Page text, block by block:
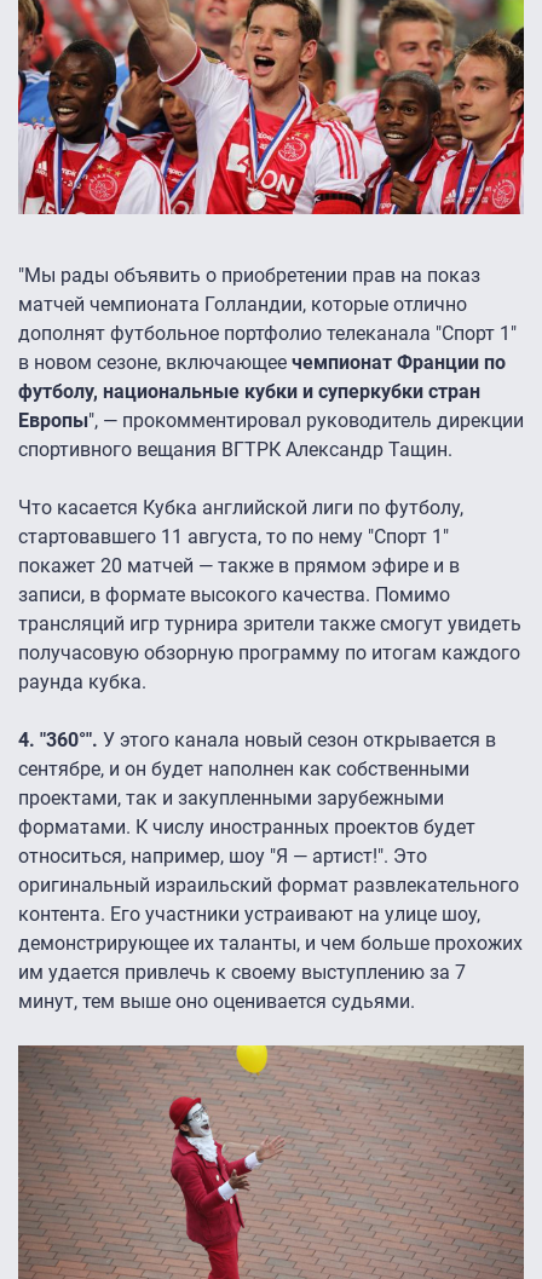
"Мы рады объявить о приобретении прав на показ
матчей чемпионата Голландии, которые отлично
дополнят футбольное портфолио телеканала "Спорт 1″
в новом сезоне, включающее чемпионат Франции по
футболу, национальные кубки и суперкубки стран
Европы", — прокомментировал руководитель дирекции
спортивного вещания ВГТРК Александр Тащин.
Что касается Кубка английской лиги по футболу,
стартовавшего 11 августа, то по нему "Спорт 1″
покажет 20 матчей — также в прямом эфире и в
записи, в формате высокого качества. Помимо
трансляций игр турнира зрители также смогут увидеть
получасовую обзорную программу по итогам каждого
раунда кубка.
4. "360°". У этого канала новый сезон открывается в
сентябре, и он будет наполнен как собственными
проектами, так и закупленными зарубежными
форматами. К числу иностранных проектов будет
относиться, например, шоу "Я — артист!". Это
оригинальный израильский формат развлекательного
контента. Его участники устраивают на улице шоу,
демонстрирующее их таланты, и чем больше прохожих
им удается привлечь к своему выступлению за 7
минут, тем выше оно оценивается судьями.